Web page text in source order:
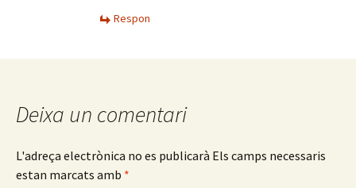
Respon
Deixa un comentari
L'adreça electrònica no es publicarà Els camps necessaris
estan marcats amb *